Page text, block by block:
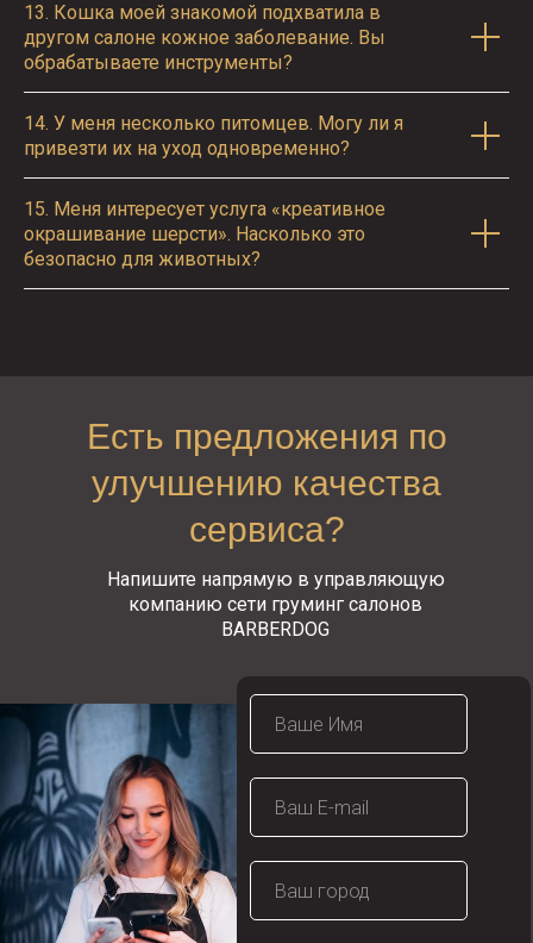
13. Кошка моей знакомой подхватила в
другом салоне кожное заболевание. Вы
обрабатываете инструменты?
14. У меня несколько питомцев. Могу ли я
привезти их на уход одновременно?
15. Меня интересует услуга «креативное
окрашивание шерсти». Насколько это
безопасно для животных?
Есть предложения по
улучшению качества
сервиса?
Напишите напрямую в управляющую
компанию сети груминг салонов
BARBERDOG